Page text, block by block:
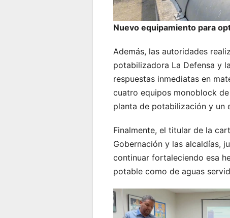
Nuevo equipamiento para
Además, las autoridades
potabilizadora La Defensa y
respuestas inmediatas en
cuatro equipos monoblock
planta de potabilización y un
Finalmente, el titular de la
Gobernación y las alcaldías,
continuar fortaleciendo esa
potable como de aguas